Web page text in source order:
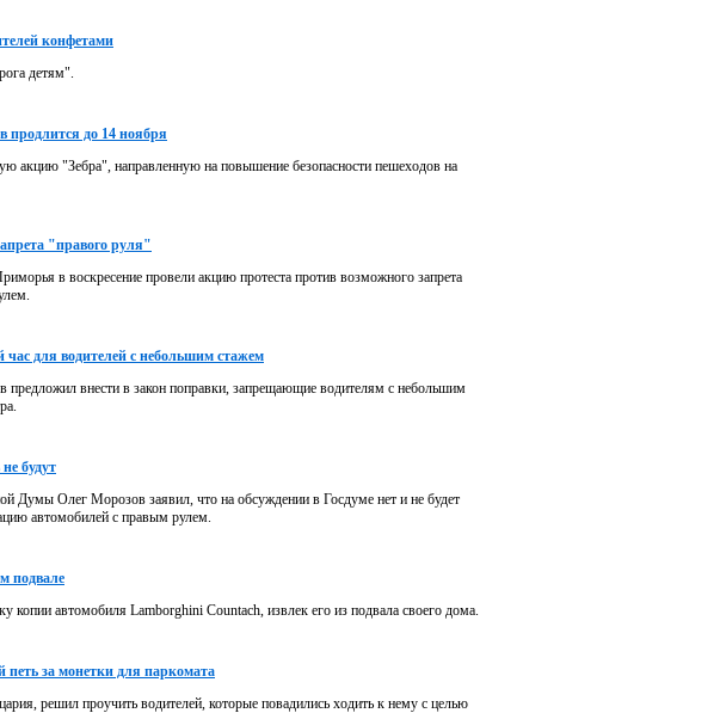
конфетами
детям".
продлится до 14 ноября
акцию "Зебра", направленную на повышение безопасности пешеходов на
"правого руля"
в воскресение провели акцию протеста против возможного запрета
для водителей с небольшим стажем
внести в закон поправки, запрещающие водителям с небольшим
будут
Думы Олег Морозов заявил, что на обсуждении в Госдуме нет и не будет
автомобилей с правым рулем.
подвале
копии автомобиля Lamborghini Countach, извлек его из подвала своего дома.
петь за монетки для паркомата
решил проучить водителей, которые повадились ходить к нему с целью